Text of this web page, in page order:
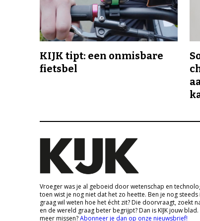
KIJK tipt: een onmisbare
fietsbel
Vroeger was je al geboeid door wetenschap en
toen wist je nog niet dat het zo heette. Ben je nog
graag wil weten hoe het écht zit? Die doorvraagt, zoekt
en de wereld graag beter begrijpt? Dan is KIJK jouw blad.
meer missen?Abonneer je dan op onze nieuwsbrief!